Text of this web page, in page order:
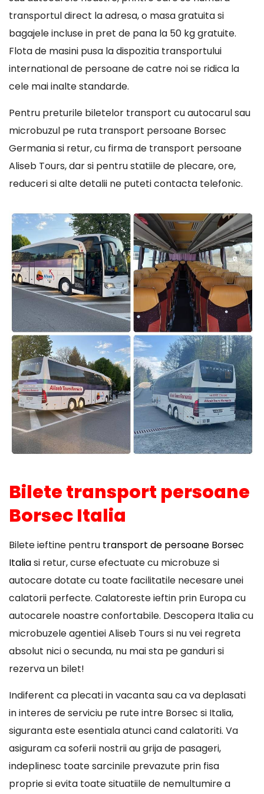
transportul direct la adresa, o masa gratuita si
bagajele incluse in pret de pana la 50 kg gratuite.
Flota de masini pusa la dispozitia transportului
international de persoane de catre noi se ridica la
cele mai inalte standarde.
Pentru preturile biletelor transport cu autocarul sau
microbuzul pe ruta transport persoane Borsec
Germania si retur, cu firma de transport persoane
Aliseb Tours, dar si pentru statiile de plecare, ore,
reduceri si alte detalii ne puteti contacta telefonic.
Bilete transport persoane
Borsec Italia
Bilete ieftine pentru transport de persoane Borsec
Italiasi retur, curse efectuate cu microbuze si
autocare dotate cu toate facilitatile necesare unei
calatorii perfecte. Calatoreste ieftin prin Europa cu
autocarele noastre confortabile. Descopera Italia cu
microbuzele agentiei Aliseb Tours si nu vei regreta
absolut nici o secunda, nu mai sta pe ganduri si
rezerva un bilet!
Indiferent ca plecati in vacanta sau ca va deplasati
in interes de serviciu pe rute intre Borsec si Italia,
siguranta este esentiala atunci cand calatoriti. Va
asiguram ca soferii nostrii au grija de pasageri,
indeplinesc toate sarcinile prevazute prin fisa
proprie si evita toate situatiile de nemultumire a